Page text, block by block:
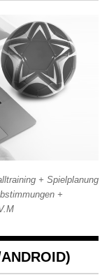
+ Spielplanung
+